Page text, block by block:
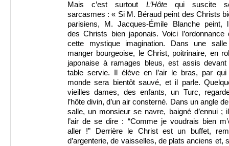
Mais c’est surtout L’Hôte qui suscite
sarcasmes : « Si M. Béraud peint des Christs
parisiens, M. Jacques-Émile Blanche peint,
des Christs bien japonais. Voici l’ordonnance
cette mystique imagination. Dans une
manger bourgeoise, le Christ, poitrinaire, en
japonaise à ramages bleus, est assis devant
table servie. Il élève en l’air le bras, par qui
monde sera bientôt sauvé, et il parle.
vieilles dames, des enfants, un Turc,
l’hôte divin, d’un air consterné. Dans un angle
salle, un monsieur se navre, baigné d’ennui ;
l’air de se dire : “Comme je voudrais bien
aller !” Derrière le Christ est un buffet,
d’argenterie, de vaisselles, de plats anciens et,